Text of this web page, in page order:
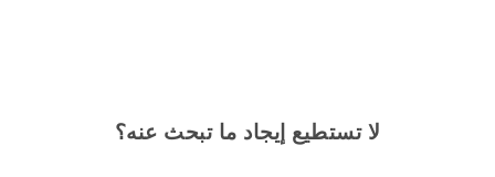
لا تستطيع إيجاد ما تبحث عنه؟